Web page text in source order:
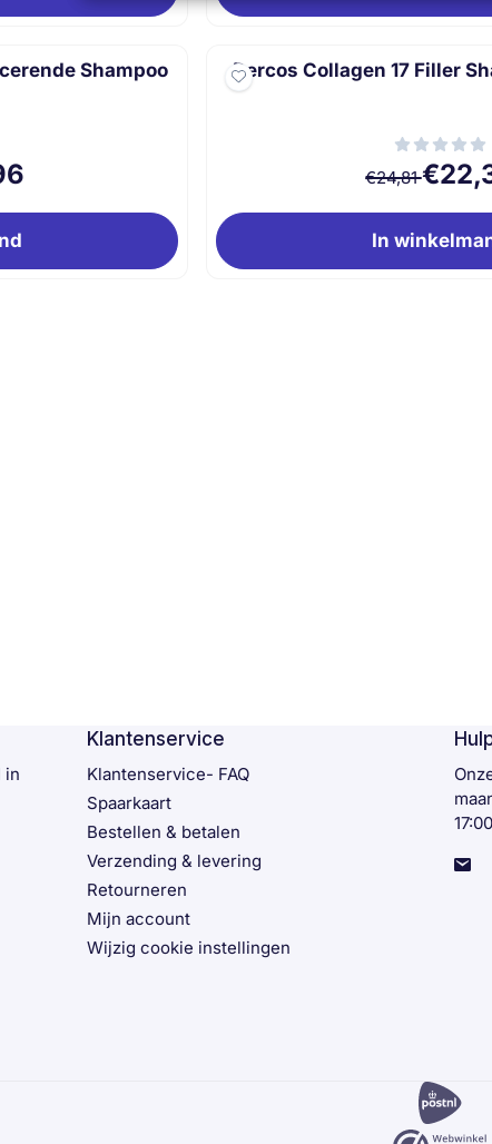
Shampoo
voor 17,96
Dercos Collagen 17 Filler
Van
€24,81
In
in
Klantenservice
Klantenservice- FAQ
Spaarkaart
Bestellen & betalen
Verzending & levering
Retourneren
Mijn account
Wijzig cookie instellingen